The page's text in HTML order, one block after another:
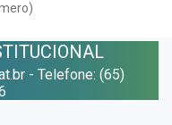
- Telefone: (65)